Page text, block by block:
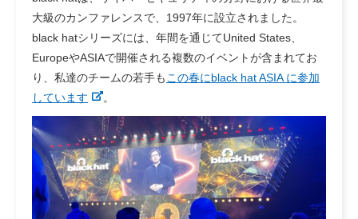
大級のカンファレンスで、1997年に設立されました。
black hatシリーズには、年間を通じてUnited States、
EuropeやASIAで開催される複数のイベントが含まれてお
り、私達のチームの若手も この春にblack hat ASIA に参加
しています
。